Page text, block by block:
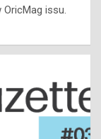
OricMag issu.